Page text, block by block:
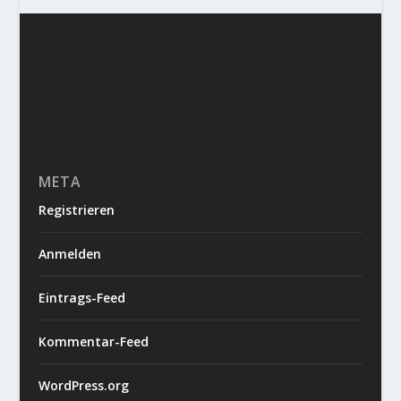
META
Registrieren
Anmelden
Eintrags-Feed
Kommentar-Feed
WordPress.org